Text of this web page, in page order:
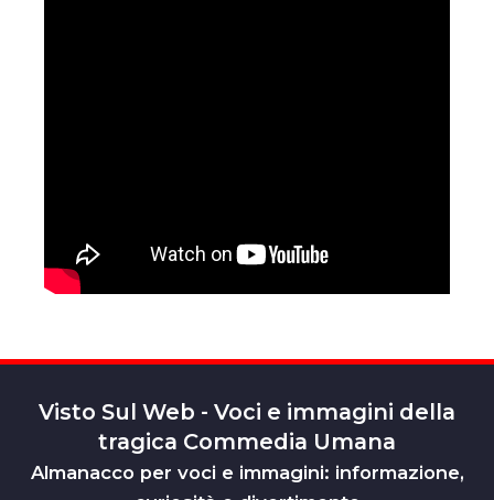
Visto Sul Web - Voci e immagini della
tragica Commedia Umana
Almanacco per voci e immagini: informazione,